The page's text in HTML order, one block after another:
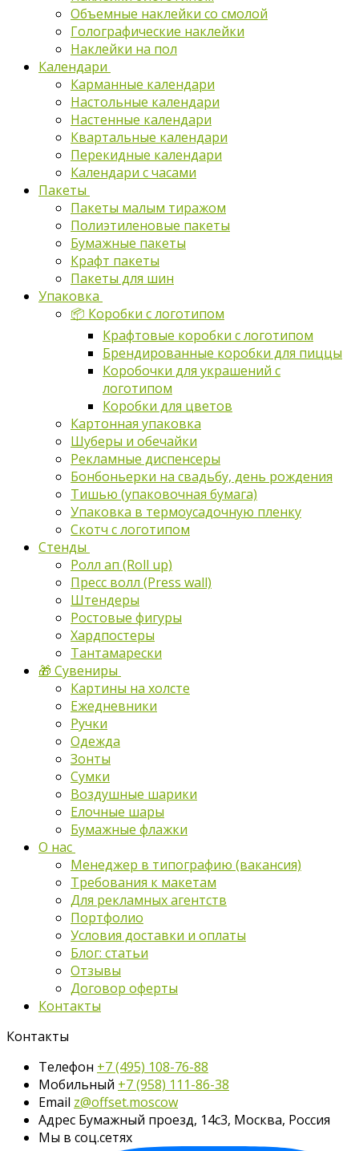
Объемные наклейки со смолой
Голографические наклейки
Наклейки на пол
Календари
Карманные календари
Настольные календари
Настенные календари
Квартальные календари
Перекидные календари
Календари с часами
Пакеты
Пакеты малым тиражом
Полиэтиленовые пакеты
Бумажные пакеты
Крафт пакеты
Пакеты для шин
Упаковка
📦 Коробки с логотипом
Крафтовые коробки с логотипом
Брендированные коробки для пиццы
Коробочки для украшений с
логотипом
Коробки для цветов
Картонная упаковка
Шуберы и обечайки
Рекламные диспенсеры
Бонбоньерки на свадьбу, день рождения
Тишью (упаковочная бумага)
Упаковка в термоусадочную пленку
Скотч с логотипом
Стенды
Ролл ап (Roll up)
Пресс волл (Press wall)
Штендеры
Ростовые фигуры
Хардпостеры
Тантамарески
🎁 Сувениры
Картины на холсте
Ежедневники
Ручки
Одежда
Зонты
Сумки
Воздушные шарики
Елочные шары
Бумажные флажки
О нас
Менеджер в типографию (вакансия)
Требования к макетам
Для рекламных агентств
Портфолио
Условия доставки и оплаты
Блог: статьи
Отзывы
Договор оферты
Контакты
Контакты
Телефон +7 (495) 108-76-88
Мобильный +7 (958) 111-86-38
Email z@offset.moscow
Адрес Бумажный проезд, 14с3, Москва, Россия
Мы в соц.сетях